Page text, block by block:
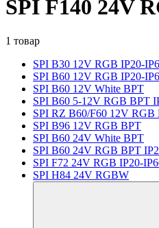
SPI F140 24V
1 товар
SPI B30 12V RGB IP20-
SPI B60 12V RGB IP20-
SPI B60 12V White BPT
SPI B60 5-12V RGB BPT
SPI RZ B60/F60 12V RGB
SPI B96 12V RGB BPT
SPI B60 24V White BPT
SPI B60 24V RGB BPT
SPI F72 24V RGB IP20-
SPI H84 24V RGBW